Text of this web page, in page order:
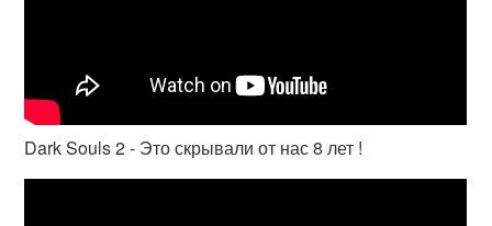
Dark Souls 2 - Это скрывали от нас 8 лет !